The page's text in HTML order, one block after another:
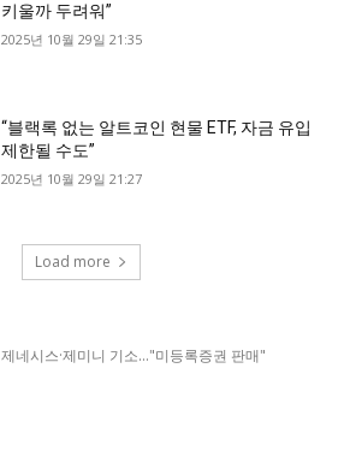
키울까 두려워”
2025년 10월 29일 21:35
“블랙록 없는 알트코인 현물 ETF, 자금 유입
제한될 수도”
2025년 10월 29일 21:27
Load more